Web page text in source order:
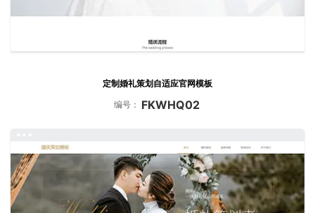
定制婚礼策划自适应官网模板
编号： FKWHQ02